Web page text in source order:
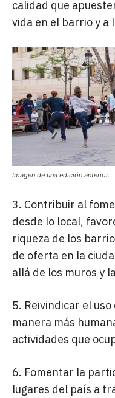
calidad que
vida en el barrio y a
Imagen de una edición anterior.
3. Contribuir al
desde lo local,
riqueza de los
de oferta en la
allá de los muros y
5. Reivindicar el
manera más
actividades que
6. Fomentar la
lugares del país a